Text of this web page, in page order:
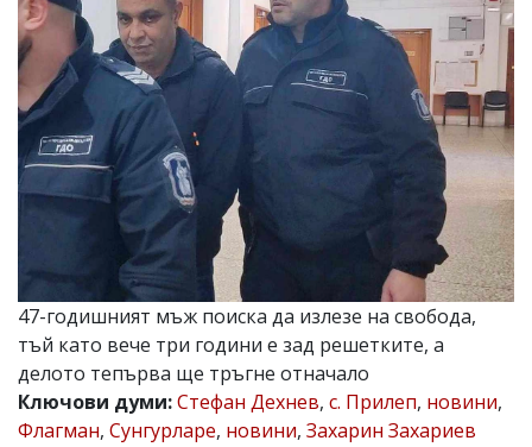
Управители:
Веселин
Василев,
email:
v.vasilev@flagman.bg
Катя
Касабова,
еmail:
k.kassabova@flagman.bg
email:
office@flagman.bg
Коментарите
под
статиите
се
47-годишният мъж поиска да излезе на свобода,
тъй като вече три години е зад решетките, а
делото тепърва ще тръгне отначало
Ключови думи:Стефан Дехнев, с. Прилеп, новини,
Флагман, Сунгурларе, новини, Захарин Захариев